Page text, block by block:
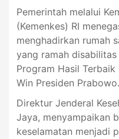
Pemerintah melalui
(Kemenkes) RI
menghadirkan rumah
yang ramah
Program Hasil
Win Presiden Prabowo.
Direktur Jenderal
Jaya, menyampaikan
keselamatan menjadi